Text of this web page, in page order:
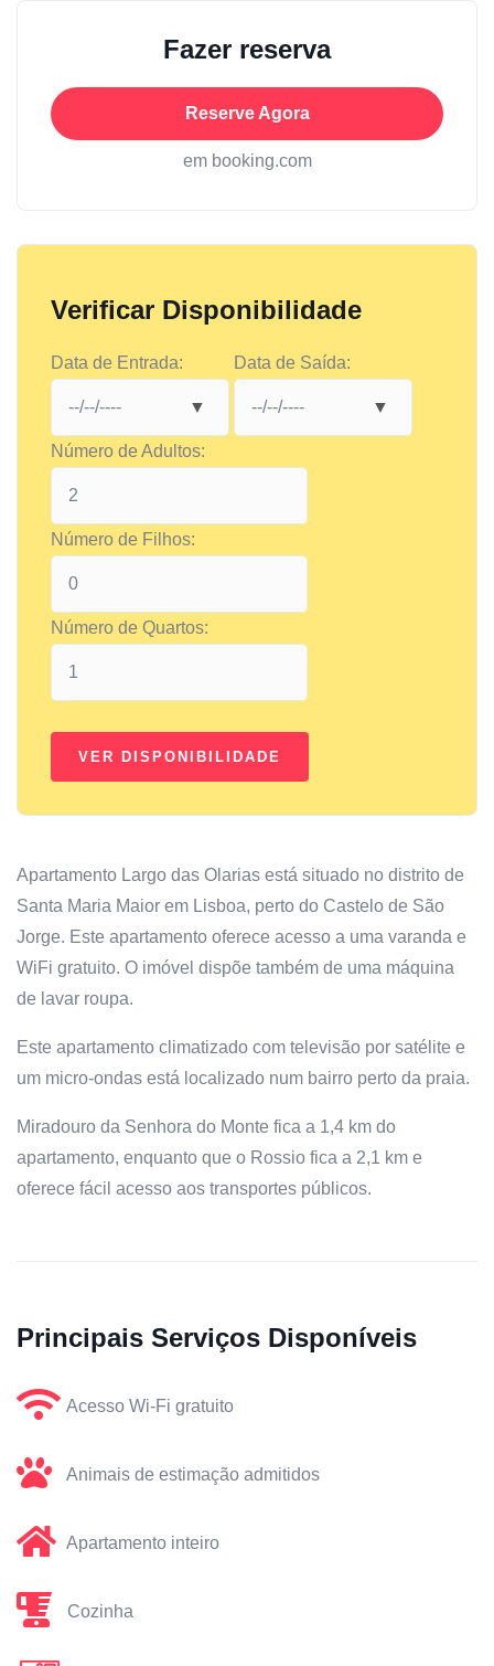
Fazer reserva
Reserve Agora
em booking.com
Verificar Disponibilidade
Data de Entrada: Data de Saída:
Número de Adultos:
Número de Filhos:
Número de Quartos:
Apartamento Largo das Olarias está situado no distrito de
Santa Maria Maior em Lisboa, perto do Castelo de São
Jorge. Este apartamento oferece acesso a uma varanda e
WiFi gratuito. O imóvel dispõe também de uma máquina
de lavar roupa.
Este apartamento climatizado com televisão por satélite e
um micro-ondas está localizado num bairro perto da praia.
Miradouro da Senhora do Monte fica a 1,4 km do
apartamento, enquanto que o Rossio fica a 2,1 km e
oferece fácil acesso aos transportes públicos.
Principais Serviços Disponíveis
Acesso Wi-Fi gratuito
Animais de estimação admitidos
Apartamento inteiro
Cozinha